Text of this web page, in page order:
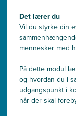
Det lærer du
Vil du styrke din
mennesker med
På dette modul
og hvordan du i
udgangspunkt i
når der skal